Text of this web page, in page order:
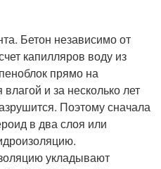
Бетон независимо от
капилляров воду из
прямо на
и за несколько лет
Поэтому сначала
в два слоя или
укладывают